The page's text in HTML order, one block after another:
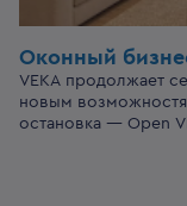
Оконный
VEKA продолжает
новым
остановка — Open